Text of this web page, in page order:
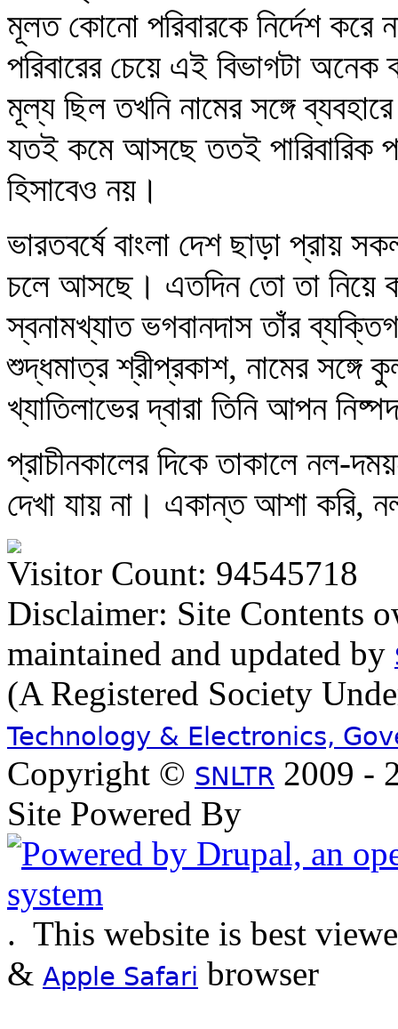
মূলত কোনো পরিবারকে নির্দেশ করে
পরিবারের চেয়ে এই বিভাগটা
মূল্য ছিল তখনি নামের সঙ্গে
যতই কমে আসছে ততই পারিবারিক
হিসাবেও নয়।
ভারতবর্ষে বাংলা দেশ ছাড়া প্রায়
চলে আসছে। এতদিন তো তা নিয়ে
স্বনামখ্যাত ভগবানদাস তাঁর
শুদ্ধমাত্র শ্রীপ্রকাশ, নামের সঙ্গে
খ্যাতিলাভের দ্বারা তিনি আপন
প্রাচীনকালের দিকে তাকালে নল-
দেখা যায় না। একান্ত আশা করি,
Visitor Count: 94545718
Disclaimer: Site Contents
maintained and updated by
(A Registered Society
Technology & Electronics,
Copyright © SNLTR 2009 -
Site Powered By
. This website is best
& Apple Safari browser